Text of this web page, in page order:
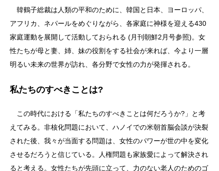
韓鶴子総裁は人類の平和のために、韓国と日本、ヨーロッパ、
アフリカ、ネパールをめぐりながら、各家庭に神様を迎える430
家庭運動を展開して活動しておられる (月刊朝鮮2月号参照)。女
性たちが母と妻、姉、妹の役割をする社会が来れば、今より一層
明るい未来の世界が訪れ、各分野で女性の力が発揮される。
私たちのすべきことは?
この時代における「私たちのすべきことは何だろうか?」と考
えてみる。非核化問題において、ハノイでの米朝首脳会談が決裂
された後、我々が当面する問題は、女性のパワーが世の中を変化
させるだろうと信じている。人権問題も家族愛によって解決され
ると考える。女性たちが先頭に立って、力のない老人のためのゴ